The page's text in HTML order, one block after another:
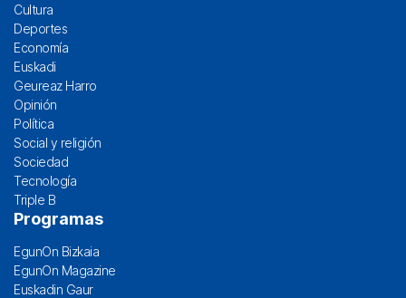
Cultura
Deportes
Economía
Euskadi
Geureaz Harro
Opinión
Política
Social y religión
Sociedad
Tecnología
Triple B
Programas
EgunOn Bizkaia
EgunOn Magazine
Euskadin Gaur